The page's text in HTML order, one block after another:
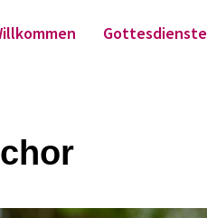
Gottesdienste